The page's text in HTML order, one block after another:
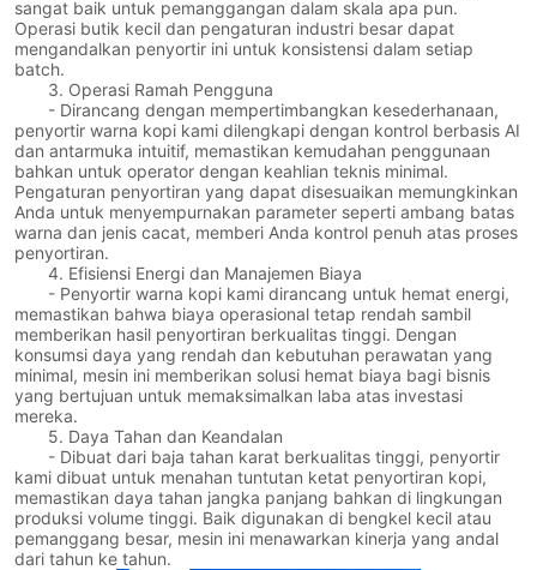
sangat baik untuk pemanggangan dalam skala apa pun.
Operasi butik kecil dan pengaturan industri besar dapat
mengandalkan penyortir ini untuk konsistensi dalam setiap
batch.
3. Operasi Ramah Pengguna
- Dirancang dengan mempertimbangkan kesederhanaan,
penyortir warna kopi kami dilengkapi dengan kontrol berbasis AI
dan antarmuka intuitif, memastikan kemudahan penggunaan
bahkan untuk operator dengan keahlian teknis minimal.
Pengaturan penyortiran yang dapat disesuaikan memungkinkan
Anda untuk menyempurnakan parameter seperti ambang batas
warna dan jenis cacat, memberi Anda kontrol penuh atas proses
penyortiran.
4. Efisiensi Energi dan Manajemen Biaya
- Penyortir warna kopi kami dirancang untuk hemat energi,
memastikan bahwa biaya operasional tetap rendah sambil
memberikan hasil penyortiran berkualitas tinggi. Dengan
konsumsi daya yang rendah dan kebutuhan perawatan yang
minimal, mesin ini memberikan solusi hemat biaya bagi bisnis
yang bertujuan untuk memaksimalkan laba atas investasi
mereka.
5. Daya Tahan dan Keandalan
- Dibuat dari baja tahan karat berkualitas tinggi, penyortir
kami dibuat untuk menahan tuntutan ketat penyortiran kopi,
memastikan daya tahan jangka panjang bahkan di lingkungan
produksi volume tinggi. Baik digunakan di bengkel kecil atau
pemanggang besar, mesin ini menawarkan kinerja yang andal
dari tahun ke tahun.